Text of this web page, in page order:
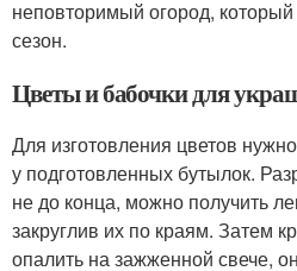
неповторимый огород, который
сезон.
Цветы и бабочки для
Для изготовления цветов
у подготовленных бутылок.
не до конца, можно получить
закруглив их по краям. Затем
опалить на зажженной свече,